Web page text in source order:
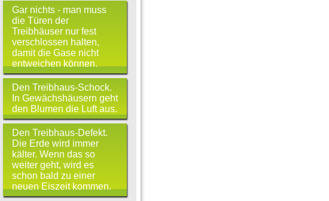
Gar nichts - man muss
die Türen der
Treibhäuser nur fest
verschlossen halten,
damit die Gase nicht
entweichen können.
Den Treibhaus-Schock.
In Gewächshäusern geht
den Blumen die Luft aus.
Den Treibhaus-Defekt.
Die Erde wird immer
kälter. Wenn das so
weiter geht, wird es
schon bald zu einer
neuen Eiszeit kommen.